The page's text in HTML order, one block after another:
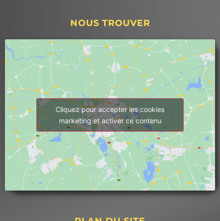
(intoxication au monoxyde) nécessitant
chauffage et d'eau chaude pendant plus de
2 mois. Dès le début, Thermex s'est
montrée disponible en proposant de nous
prêter gratuitement des convecteurs
électriques.3. Thermex a fait tout son
possible pour avancer la date des travaux
au maximum (intervention prévue le 20
janvier au lieu d'avril/mai).4. L'équipe
technique, dirigée par Mike, a été
exemplaire : aimable, respectueuse,
efficace et très claire dans ses
explications. Ils ont retiré tous les circuits
d'eau devenus inutiles et ont réalisé un
NOUS TROUVER
Cliquez pour accepter les cookies
marketing et activer ce contenu